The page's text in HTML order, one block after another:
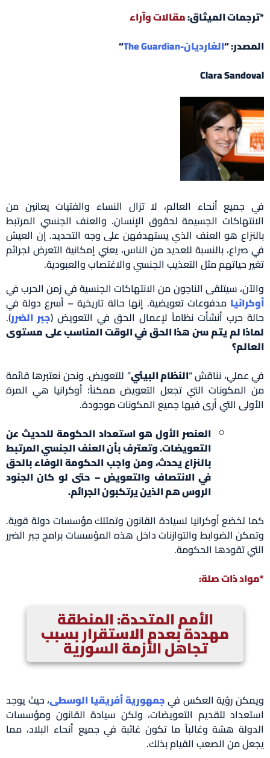
*ترجمات الميثاق:مقالات وآراء
المصدر: “الغارديان-The Guardian
“
Clara Sandoval
في جميع أنحاء العالم، لا تزال النساء والفتيات يعانين من
الانتهاكات الجسيمة لحقوق الإنسان. والعنف الجنسي المرتبط
بالنزاع هو العنف الذي يستهدفهن على وجه التحديد. إن العيش
في صراع، بالنسبة للعديد من الناس، يعني إمكانية التعرض لجرائم
تغير حياتهم مثل التعذيب الجنسي والاغتصاب والعبودية.
والآن، سيتلقى الناجون من الانتهاكات الجنسية في زمن الحرب في
أوكرانيا مدفوعات تعويضية. إنها حالة تاريخية – أسرع دولة في
حالة حرب أنشأت نظاماً لإعمال الحق في التعويض (جبر الضرر).
لماذا لم يتم سن هذا الحق في الوقت المناسب على مستوى
العالم؟
في عملي، نناقش “النظام البيئي” للتعويض. ونحن نعتبرها قائمة
من المكونات التي تجعل التعويض ممكناً؛ أوكرانيا هي المرة
الأولى التي أرى فيها جميع المكونات موجودة.
العنصر الأول هو استعداد الحكومة للحديث عن
التعويضات. وتعترف بأن العنف الجنسي المرتبط
بالنزاع يحدث، ومن واجب الحكومة الوفاء بالحق
في الانتصاف والتعويض – حتى لو كان الجنود
الروس هم الذين يرتكبون الجرائم.
كما تخضع أوكرانيا لسيادة القانون وتمتلك مؤسسات دولة قوية.
وتمكن الضوابط والتوازنات داخل هذه المؤسسات برامج جبر الضرر
التي تقودها الحكومة.
*مواد ذات صلة:
الأمم المتحدة: المنطقة
مهددة بعدم الاستقرار بسبب
تجاهل الأزمة السورية
ويمكن رؤية العكس فيجمهورية أفريقيا الوسطى، حيث يوجد
استعداد لتقديم التعويضات، ولكن سيادة القانون ومؤسسات
الدولة هشة وغالباً ما تكون غائبة في جميع أنحاء البلاد، مما
يجعل من الصعب القيام بذلك.